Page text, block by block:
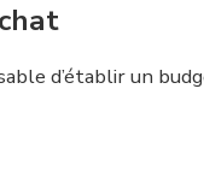
d’établir un